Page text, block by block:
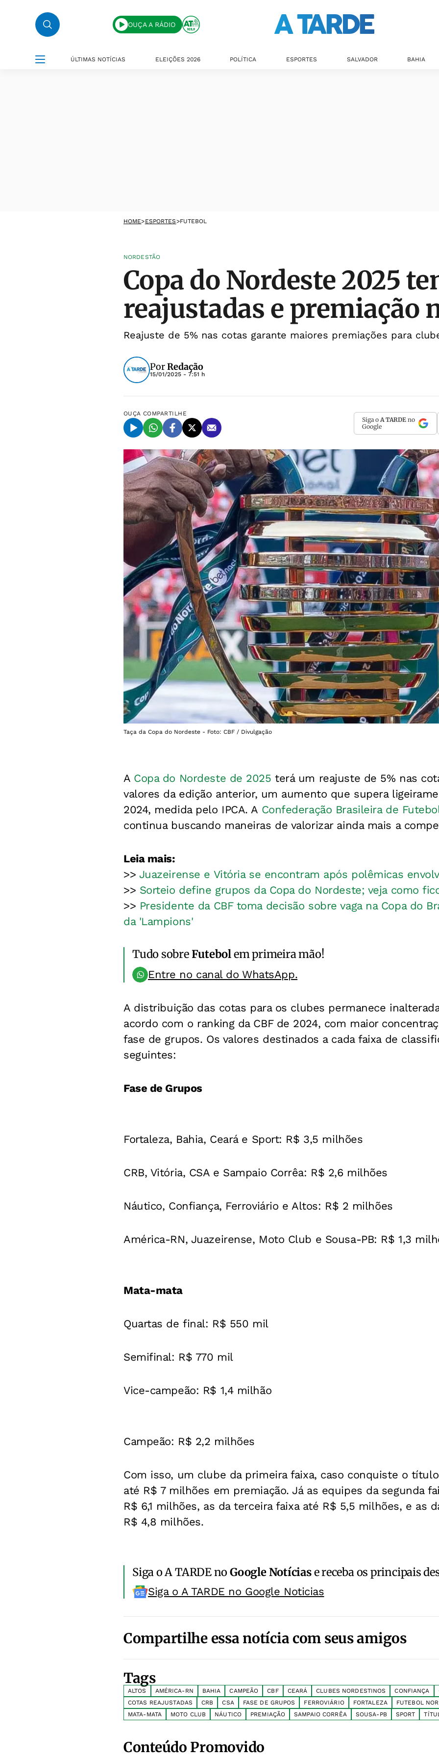
OUÇA A RÁDIO
ÚLTIMAS NOTÍCIAS ELEIÇÕES 2026 POLÍTICA ESPORTES SALVADOR BAHIA
HOME>ESPORTES>FUTEBOL
NORDESTÃO
Copa do Nordeste 2025
reajustadas e premiação
Reajuste de 5% nas cotas garante maiores premiações para
PorRedação
15/01/2025 - 7:51 h
OUÇA COMPARTILHE
Siga o A TARDE no
Google
Taça da Copa do Nordeste - Foto: CBF / Divulgação
A Copa do Nordeste de 2025 terá um reajuste de 5% nas
valores da edição anterior, um aumento que supera
2024, medida pelo IPCA. A Confederação Brasileira de
continua buscando maneiras de valorizar ainda mais a
Leia mais:
>> Juazeirense e Vitória se encontram após polêmicas
>> Sorteio define grupos da Copa do Nordeste; veja como
>> Presidente da CBF toma decisão sobre vaga na Copa do
da 'Lampions'
Tudo sobreFutebolem primeira mão!
Entre no canal do WhatsApp.
A distribuição das cotas para os clubes permanece
acordo com o ranking da CBF de 2024, com maior
fase de grupos. Os valores destinados a cada faixa de
seguintes:
Fase de Grupos
Fortaleza, Bahia, Ceará e Sport: R$ 3,5 milhões
CRB, Vitória, CSA e Sampaio Corrêa: R$ 2,6 milhões
Náutico, Confiança, Ferroviário e Altos: R$ 2 milhões
América-RN, Juazeirense, Moto Club e Sousa-PB: R$ 1,3
Mata-mata
Quartas de final: R$ 550 mil
Semifinal: R$ 770 mil
Vice-campeão: R$ 1,4 milhão
Campeão: R$ 2,2 milhões
Com isso, um clube da primeira faixa, caso conquiste o
até R$ 7 milhões em premiação. Já as equipes da segunda
R$ 6,1 milhões, as da terceira faixa até R$ 5,5 milhões, e as
R$ 4,8 milhões.
Siga o A TARDE noGoogle Notíciase receba os principais
Siga o A TARDE no Google Noticias
Compartilhe essa notícia com seus amigos
Tags
ALTOS AMÉRICA-RN BAHIA CAMPEÃO CBF CEARÁ CLUBES NORDESTINOS CONFIANÇA
COTAS REAJUSTADAS
CRB CSA FASE DE GRUPOS FERROVIÁRIO FORTALEZA
FUTEBOL
MATA-MATA
MOTO CLUB NÁUTICO PREMIAÇÃO SAMPAIO CORRÊA SOUSA-PB SPORT